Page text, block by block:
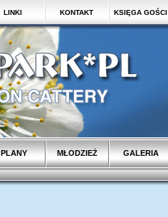
LINKI KONTAKT KSIĘGA GOŚCI
PLANY MŁODZIEŻ GALERIA